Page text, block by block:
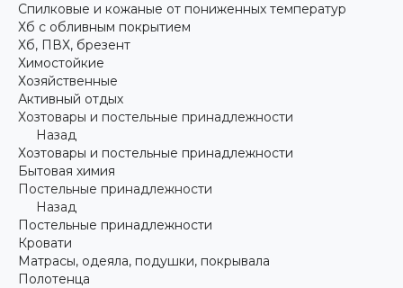
Спилковые и кожаные от пониженных температур
Хб с обливным покрытием
Хб, ПВХ, брезент
Химостойкие
Хозяйственные
Активный отдых
Хозтовары и постельные принадлежности
Назад
Хозтовары и постельные принадлежности
Бытовая химия
Постельные принадлежности
Назад
Постельные принадлежности
Кровати
Матрасы, одеяла, подушки, покрывала
Полотенца